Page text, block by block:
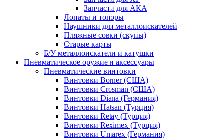
Запчасти для АКА
Лопаты и топоры
Наушники для металлоискателей
Пляжные совки (скупы)
Старые карты
Б/У металлоискатели и катушки
Пневматическое оружие и аксессуары
Пневматические винтовки
Винтовки Borner (США)
Винтовки Crosman (США)
Винтовки Diana (Германия)
Винтовки Hatsan (Турция)
Винтовки Retay (Турция)
Винтовки Reximex (Турция)
Винтовки Umarex (Германия)